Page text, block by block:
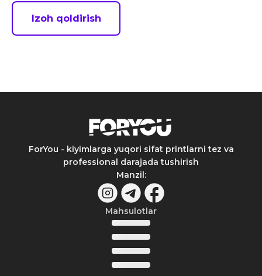
Izoh qoldirish
ForYou - kiyimlarga yuqori sifat printlarni tez va
professional darajada tushirish
Manzil:
Mahsulotlar